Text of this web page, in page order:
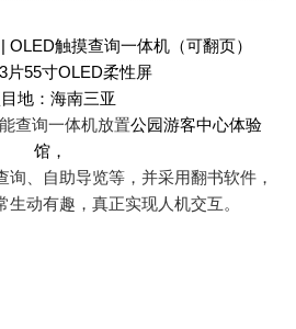
| OLED触摸查询一体机（可翻页）
3片55寸OLED柔性屏
地：海南三亚
查询一体机放置公园游客中心体验
馆，
询、自助导览等，并采用翻书软件，
动有趣，真正实现人机交互。